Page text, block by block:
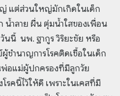
แต่ส่วนใหญ่มักเกิดในเด็ก
น้ำลาย ผื่น ตุ่มน้ำใสของเพื่อน
นนี้ นพ. ฐากูร วิริยะชัย หรือ
ำนาญการโรคติดเชื้อในเด็ก
พ่อแม่ผู้ปกครองที่มีลูกวัย
รคนี้ไว้ให้ดี เพราะในเคสที่มี